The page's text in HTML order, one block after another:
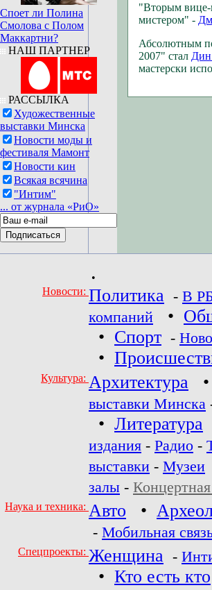
Споет ли Полина
Смолова с Полом
Маккартни?
НАШ ПАРТНЕР
РАССЫЛКА
Художественные
выставки Минска
Новости моды и
фестиваля Мамонт
Новости кин
Всякая всячина
"Интим"
... от журнала «РиО»
"Вторым вице-
мистером" -
Абсолютным
2007" стал Дин
мастерски
•
Новости: Политика - В
компаний
•
• Спорт -
•
Культура: Архитектура •
выставки Минска
• Литература
издания - Радио -
выставки - Музеи
залы -
Наука и техника: Авто •
- Мобильная
Спецпроекты: Женщина -
• Кто есть кто